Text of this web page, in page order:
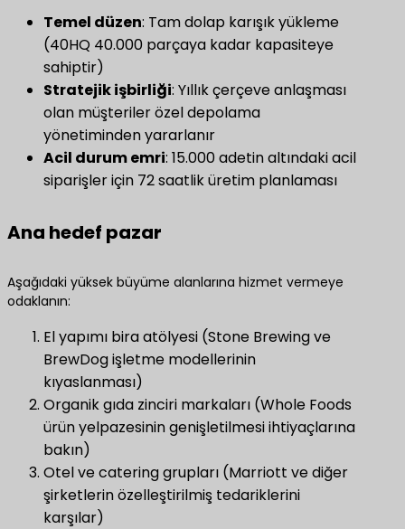
​Temel düzen​​: Tam dolap karışık yükleme
(40HQ 40.000 parçaya kadar kapasiteye
sahiptir)
Stratejik işbirliği: Yıllık çerçeve anlaşması
olan müşteriler özel depolama
yönetiminden yararlanır
Acil durum emri​: 15.000 adetin altındaki acil
siparişler için 72 saatlik üretim planlaması
Ana hedef pazar
Aşağıdaki yüksek büyüme alanlarına hizmet vermeye
odaklanın:
El yapımı bira atölyesi (Stone Brewing ve
BrewDog işletme modellerinin
kıyaslanması)
Organik gıda zinciri markaları (Whole Foods
ürün yelpazesinin genişletilmesi ihtiyaçlarına
bakın)
Otel ve catering grupları (Marriott ve diğer
şirketlerin özelleştirilmiş tedariklerini
karşılar)